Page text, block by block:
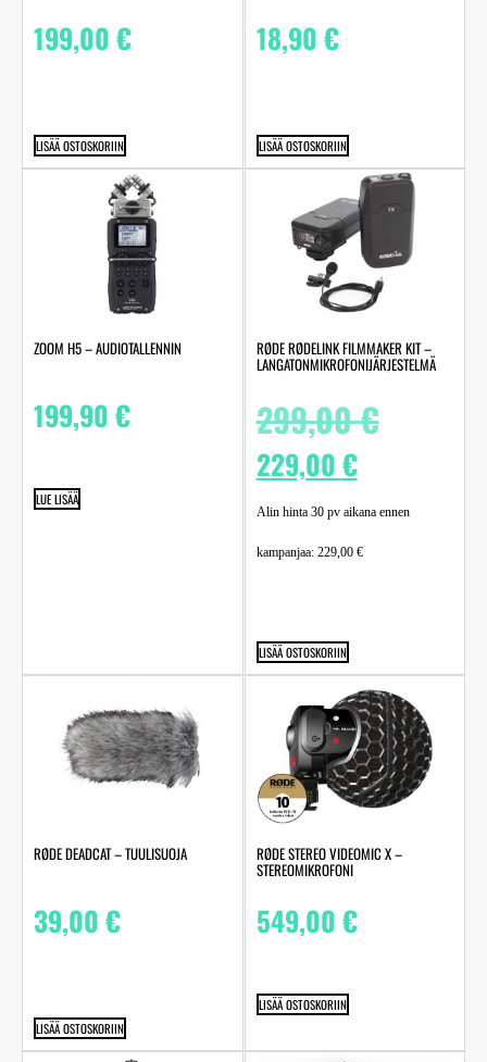
199,00€
LISÄÄ OSTOSKORIIN
18,90€
LISÄÄ OSTOSKORIIN
ZOOM H5 – AUDIOTALLENNIN
199,90€
LUE LISÄÄ
RØDE RØDELINK FILMMAKER KIT –
LANGATONMIKROFONIJÄRJESTELMÄ
299,00€
229,00€
Alin hinta 30 pv aikana ennen
kampanjaa: 229,00 €
LISÄÄ OSTOSKORIIN
RØDE DEADCAT – TUULISUOJA
39,00€
LISÄÄ OSTOSKORIIN
RØDE STEREO VIDEOMIC X –
STEREOMIKROFONI
549,00€
LISÄÄ OSTOSKORIIN